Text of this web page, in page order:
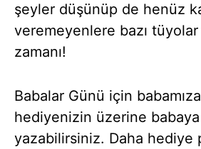
şeyler düşünüp de henüz
veremeyenlere bazı
zamanı!
Babalar Günü için
hediyenizin üzerine
yazabilirsiniz. Daha hediye